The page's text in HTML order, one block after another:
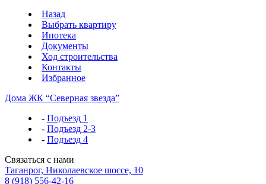
Назад
Выбрать квартиру
Ипотека
Документы
Ход строительства
Контакты
Избранное
Дома ЖК “Северная звезда”
- Подъезд 1
- Подъезд 2-3
- Подъезд 4
Связаться с нами
Таганрог, Николаевское шоссе, 10
8 (918) 556-42-16